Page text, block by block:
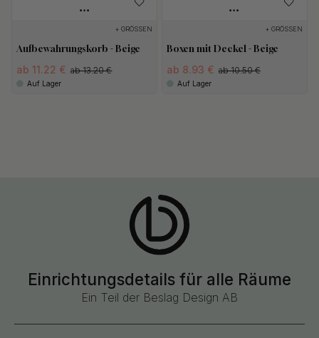
+ GRÖSSEN
Aufbewahrungskorb - Beige
ab 11.22 € ab 13.20 €
Auf Lager
+ GRÖSSEN
Boxen mit Deckel - Beige
ab 8.93 € ab 10.50 €
Auf Lager
Einrichtungsdetails für alle Räume
Ein Teil der Beslag Design AB